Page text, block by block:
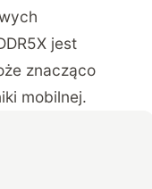
jest
znacząco
mobilnej.